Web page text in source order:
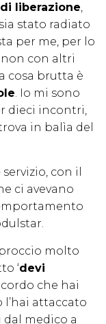
liberazione,
stato radiato
per me, per lo
con altri
cosa brutta è
. Io mi sono
dieci incontri,
in balìa del
con il
ci avevano
molto
‘devi
che hai
attaccato
dal medico a